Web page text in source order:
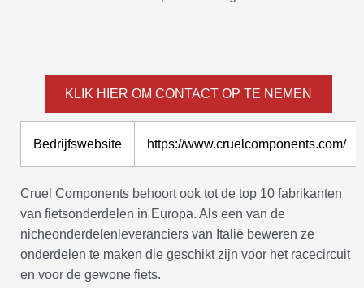
KLIK HIER OM CONTACT OP TE NEMEN
Bedrijfswebsite https://www.cruelcomponents.com/
Cruel Components behoort ook tot de top 10 fabrikanten
van fietsonderdelen in Europa. Als een van de
nicheonderdelenleveranciers van Italië beweren ze
onderdelen te maken die geschikt zijn voor het racecircuit
en voor de gewone fiets.